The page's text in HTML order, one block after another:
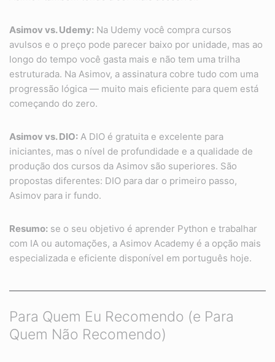
Asimov vs. Udemy: Na Udemy você compra cursos
avulsos e o preço pode parecer baixo por unidade, mas ao
longo do tempo você gasta mais e não tem uma trilha
estruturada. Na Asimov, a assinatura cobre tudo com uma
progressão lógica — muito mais eficiente para quem está
começando do zero.
Asimov vs. DIO: A DIO é gratuita e excelente para
iniciantes, mas o nível de profundidade e a qualidade de
produção dos cursos da Asimov são superiores. São
propostas diferentes: DIO para dar o primeiro passo,
Asimov para ir fundo.
Resumo: se o seu objetivo é aprender Python e trabalhar
com IA ou automações, a Asimov Academy é a opção mais
especializada e eficiente disponível em português hoje.
Para Quem Eu Recomendo (e Para
Quem Não Recomendo)